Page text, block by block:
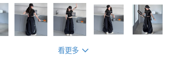
看更多